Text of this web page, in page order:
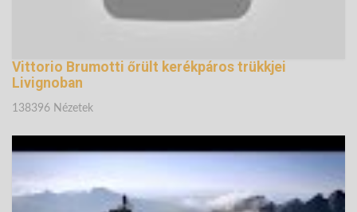
Vittorio Brumotti őrült kerékpáros trükkjei
Livignoban
138396 Nézetek